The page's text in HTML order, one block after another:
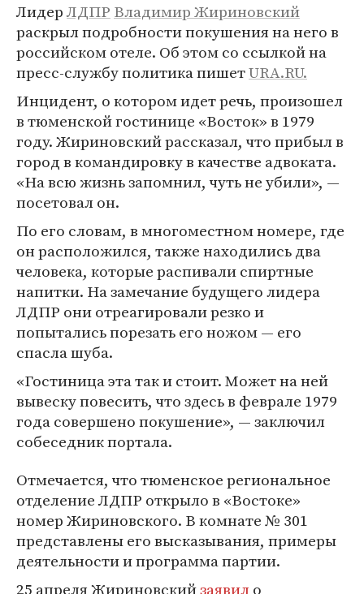
ЛидерЛДПР Владимир Жириновский
раскрыл подробности покушения на него в
российском отеле. Об этом со ссылкой на
пресс-службу политика пишетURA.RU.
Инцидент, о котором идет речь, произошел
в тюменской гостинице «Восток» в 1979
году. Жириновский рассказал, что прибыл в
город в командировку в качестве адвоката.
«На всю жизнь запомнил, чуть не убили», —
посетовал он.
По его словам, в многоместном номере, где
он расположился, также находились два
человека, которые распивали спиртные
напитки. На замечание будущего лидера
ЛДПР они отреагировали резко и
попытались порезать его ножом — его
спасла шуба.
«Гостиница эта так и стоит. Может на ней
вывеску повесить, что здесь в феврале 1979
года совершено покушение», — заключил
собеседник портала.
Отмечается, что тюменское региональное
отделение ЛДПР открыло в «Востоке»
номер Жириновского. В комнате № 301
представлены его высказывания, примеры
деятельности и программа партии.
25 апреля Жириновскийзаявило